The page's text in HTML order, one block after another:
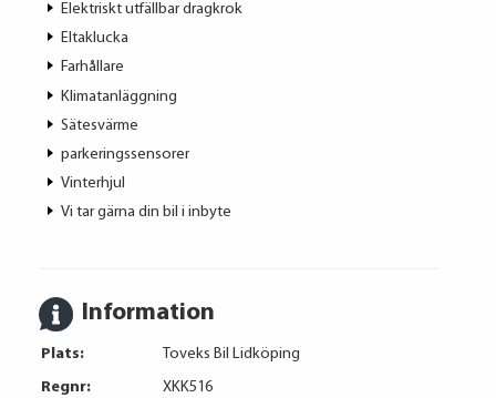
Elektriskt utfällbar dragkrok
Eltaklucka
Farhållare
Klimatanläggning
Sätesvärme
parkeringssensorer
Vinterhjul
Vi tar gärna din bil i inbyte
Information
Plats:
Toveks Bil Lidköping
Regnr:
XKK516